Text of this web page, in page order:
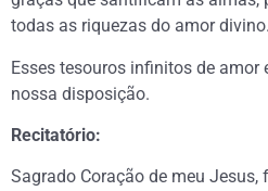
todas as riquezas do amor divino.
Esses tesouros infinitos de amor
nossa disposição.
Recitatório:
Sagrado Coração de meu